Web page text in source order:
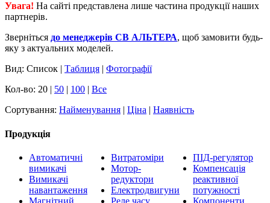
Увага! На сайті представлена лише частина продукції наших
партнерів.
Зверніться до менеджерів СВ АЛЬТЕРА, щоб замовити будь-
яку з актуальних моделей.
Вид: Список | Таблиця | Фотографії
Кол-во: 20 | 50 | 100 | Все
Сортування: Найменування | Ціна | Наявність
Продукція
Автоматичні
вимикачі
Вимикачі
навантаження
Магнітний
Витратоміри
Мотор-
редуктори
Електродвигуни
Реле часу
ПІД-регулятор
Компенсація
реактивної
потужності
Компоненти